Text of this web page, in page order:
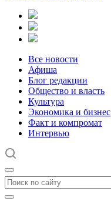
Все новости
Афиша
Блог редакции
Общество и власть
Культура
Экономика и бизнес
Факт и компромат
Интервью